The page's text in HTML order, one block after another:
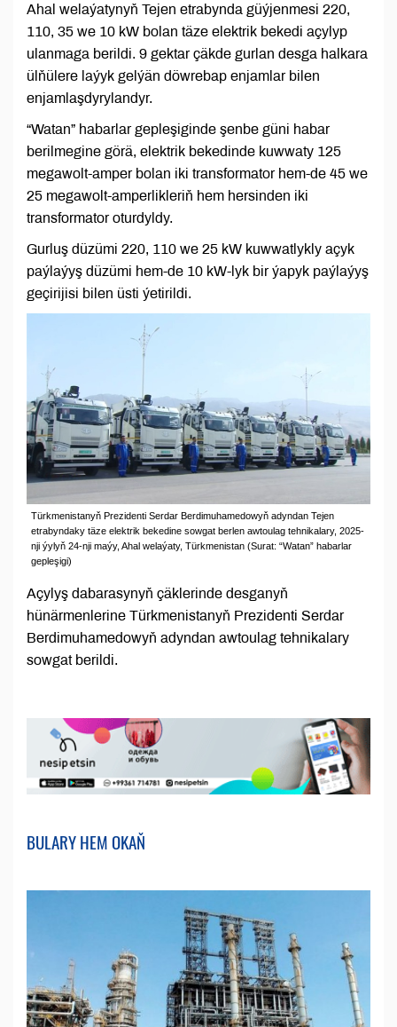
Ahal welaýatynyň Tejen etrabynda güýjenmesi 220,
110, 35 we 10 kW bolan täze elektrik bekedi açylyp
ulanmaga berildi. 9 gektar çäkde gurlan desga halkara
ülňülere laýyk gelýän döwrebap enjamlar bilen
enjamlaşdyrylandyr.
“Watan” habarlar gepleşiginde şenbe güni habar
berilmegine görä, elektrik bekedinde kuwwaty 125
megawolt-amper bolan iki transformator hem-de 45 we
25 megawolt-amperlikleriň hem hersinden iki
transformator oturdyldy.
Gurluş düzümi 220, 110 we 25 kW kuwwatlykly açyk
paýlaýyş düzümi hem-de 10 kW-lyk bir ýapyk paýlaýyş
geçirijisi bilen üsti ýetirildi.
Türkmenistanyň Prezidenti Serdar Berdimuhamedowyň adyndan Tejen
etrabyndaky täze elektrik bekedine sowgat berlen awtoulag tehnikalary, 2025-
nji ýylyň 24-nji maýy, Ahal welaýaty, Türkmenistan (Surat: “Watan” habarlar
gepleşigi)
Açylyş dabarasynyň çäklerinde desganyň
hünärmenlerine Türkmenistanyň Prezidenti Serdar
Berdimuhamedowyň adyndan awtoulag tehnikalary
sowgat berildi.
BULARY HEM OKAŇ